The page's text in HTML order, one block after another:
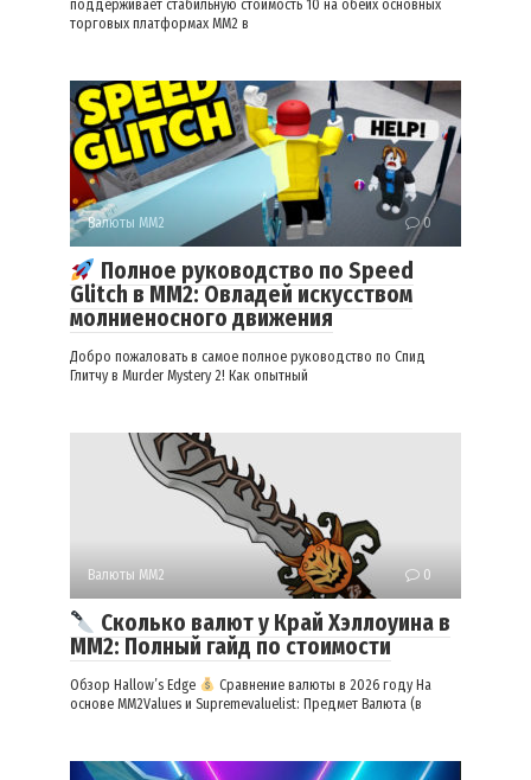
поддерживает стабильную стоимость 10 на обеих основных
торговых платформах MM2 в
Валюты ММ2 0
Полное руководство по Speed
Glitch в MM2: Овладей искусством
молниеносного движения
Добро пожаловать в самое полное руководство по Спид
Глитчу в Murder Mystery 2! Как опытный
Валюты ММ2 0
Сколько валют у Край Хэллоуина в
ММ2: Полный гайд по стоимости
Обзор Hallow’s Edge
Сравнение валюты в 2026 году На
основе MM2Values и Supremevaluelist: Предмет Валюта (в